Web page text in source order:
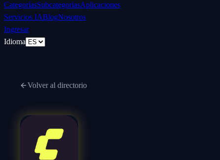
CategoríasSubcategoríasAplicaciones
Servicios IABlogNosotros
Ingresar
Idioma
Volver al directorio